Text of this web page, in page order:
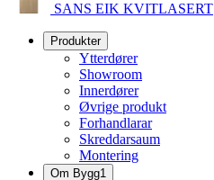
SANS EIK KVITLASERT
Produkter
Ytterdører
Showroom
Innerdører
Øvrige produkt
Forhandlarar
Skreddarsaum
Montering
Om Bygg1